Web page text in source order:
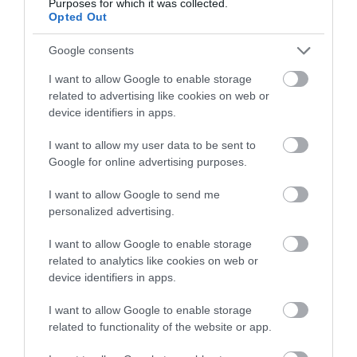
Purposes for which it was collected.
Opted Out
Google consents
I want to allow Google to enable storage
related to advertising like cookies on web or
device identifiers in apps.
I want to allow my user data to be sent to
Google for online advertising purposes.
I want to allow Google to send me
personalized advertising.
I want to allow Google to enable storage
related to analytics like cookies on web or
device identifiers in apps.
I want to allow Google to enable storage
related to functionality of the website or app.
A veszélyek sora ugyanakkor nem áll meg a
meredek sziklák emelkednek, így időnként
kőomlásis előfordulhat.